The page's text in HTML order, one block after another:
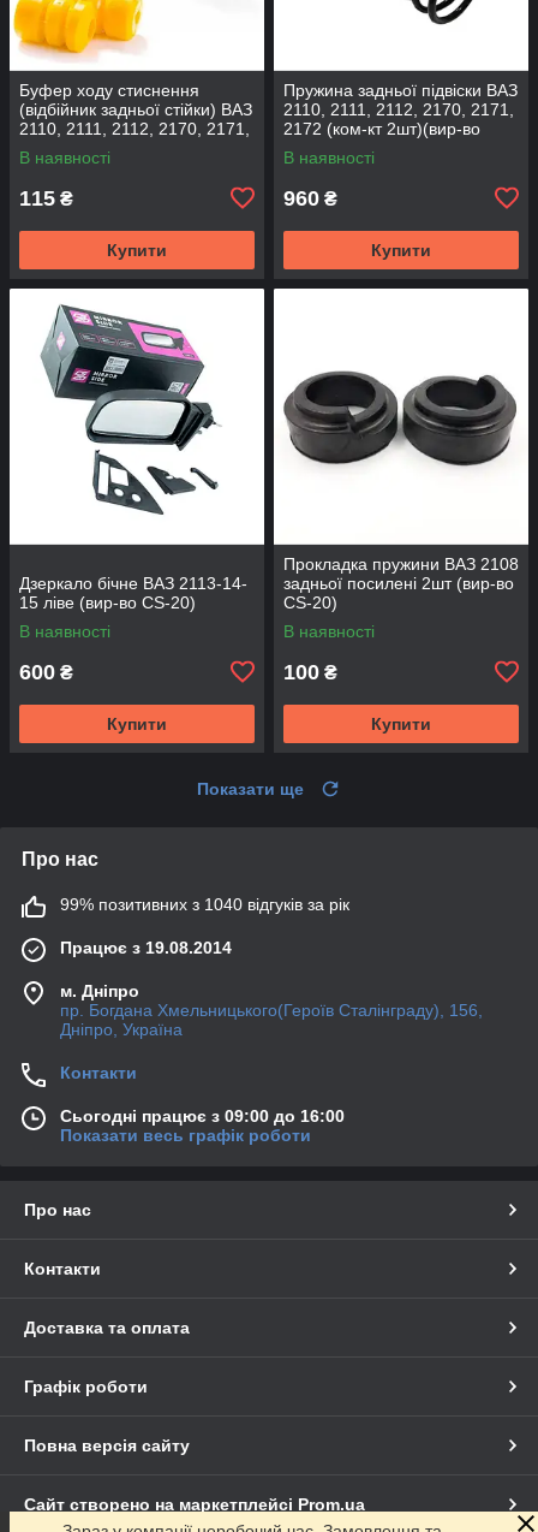
Буфер ходу стиснення
(відбійник задньої стійки) ВАЗ
2110, 2111, 2112, 2170, 2171,
2172 (2шт) (вир-во CS-20
В наявності
115 ₴
Купити
Пружина задньої підвіски ВАЗ
2110, 2111, 2112, 2170, 2171,
2172 (ком-кт 2шт)(вир-во
SKADI)
В наявності
960 ₴
Купити
Дзеркало бічне ВАЗ 2113-14-
15 ліве (вир-во CS-20)
В наявності
600 ₴
Купити
Прокладка пружини ВАЗ 2108
задньої посилені 2шт (вир-во
CS-20)
В наявності
100 ₴
Купити
Показати ще
Про нас
99% позитивних з 1040 відгуків за рік
Працює з 19.08.2014
м. Дніпро
пр. Богдана Хмельницького(Героїв Сталінграду), 156,
Дніпро, Україна
Контакти
Сьогодні працює з 09:00 до 16:00
Показати весь графік роботи
Про нас
Контакти
Доставка та оплата
Графік роботи
Повна версія сайту
Сайт створено на маркетплейсі Prom.ua